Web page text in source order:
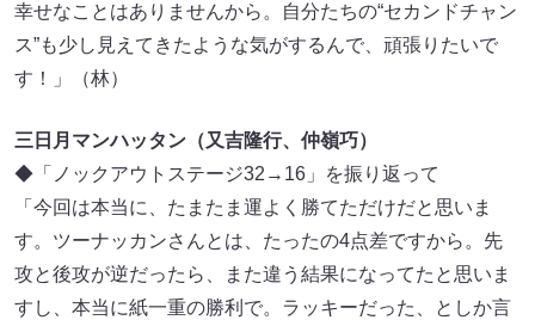
幸せなことはありませんから。自分たちの“セカンドチャン
ス”も少し見えてきたような気がするんで、頑張りたいで
す！」（林）
三日月マンハッタン（又吉隆行、仲嶺巧）
◆「ノックアウトステージ32→16」を振り返って
「今回は本当に、たまたま運よく勝てただけだと思いま
す。ツーナッカンさんとは、たったの4点差ですから。先
攻と後攻が逆だったら、また違う結果になってたと思いま
すし、本当に紙一重の勝利で。ラッキーだった、としか言